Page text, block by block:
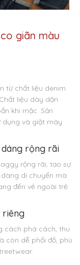
giãn màu
từ chất liệu denim
liệu dày dặn
khi mặc. Sản
dụng và giặt máy
rộng rãi
rộng rãi, tạo sự
di chuyển mà
đến vẻ ngoài trẻ
riêng
cách phá cách, thu
còn dễ phối đồ, phù